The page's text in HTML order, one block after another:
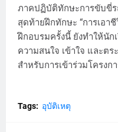
ภาคปฏิบัติทักษะการขับขี่
สุดท้ายฝึกทักษะ “การเอ
ฝึกอบรมครั้งนี้ ยังทำให้นัก
ความสนใจ เข้าใจ และต
สำหรับการเข้าร่วมโครงก
Tags: อุบัติเหตุ